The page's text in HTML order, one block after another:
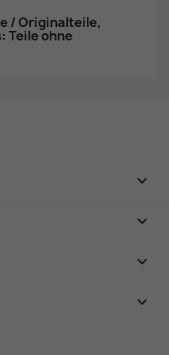
/ Originalteile,
Teile ohne



keyboard_arrow_down